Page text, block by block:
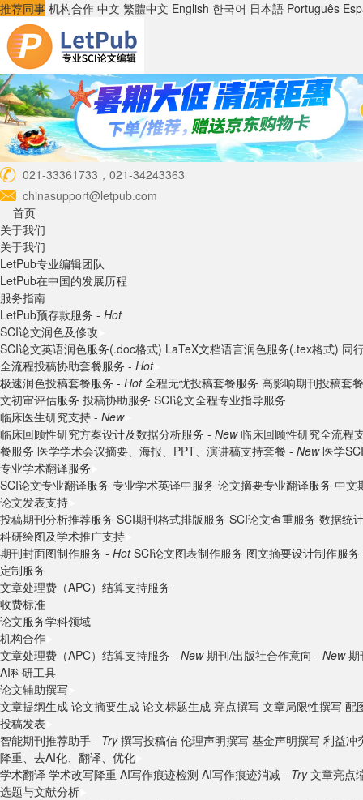
推荐同事 机构合作 中文 繁體中文 English 한국어 日本語 Português
021-33361733，021-34243363
chinasupport@letpub.com
首页
关于我们
关于我们
LetPub专业编辑团队
LetPub在中国的发展历程
服务指南
LetPub预存款服务 - Hot
SCI论文润色及修改
SCI论文英语润色服务(.doc格式) LaTeX文档语言润色服务(.tex格式) 同
全流程投稿协助套餐服务 - Hot
极速润色投稿套餐服务 - Hot 全程无忧投稿套餐服务 高影响期刊投稿套
文初审评估服务 投稿协助服务 SCI论文全程专业指导服务
临床医生研究支持 - New
临床回顾性研究方案设计及数据分析服务 - New 临床回顾性研究全流程
餐服务 医学学术会议摘要、海报、PPT、演讲稿支持套餐 - New 医学
专业学术翻译服务
SCI论文专业翻译服务 专业学术英译中服务 论文摘要专业翻译服务 中文
论文发表支持
投稿期刊分析推荐服务 SCI期刊格式排版服务 SCI论文查重服务 数据统
科研绘图及学术推广支持
期刊封面图制作服务 - Hot SCI论文图表制作服务 图文摘要设计制作服务
定制服务
文章处理费（APC）结算支持服务
收费标准
论文服务学科领域
机构合作
文章处理费（APC）结算支持服务 - New 期刊/出版社合作意向 - New
AI科研工具
论文辅助撰写
文章提纲生成 论文摘要生成 论文标题生成 亮点撰写 文章局限性撰写 配
投稿发表
智能期刊推荐助手 - Try 撰写投稿信 伦理声明撰写 基金声明撰写 利益冲
降重、去AI化、翻译、优化
学术翻译 学术改写降重 AI写作痕迹检测 AI写作痕迹消减 - Try 文章亮点
选题与文献分析